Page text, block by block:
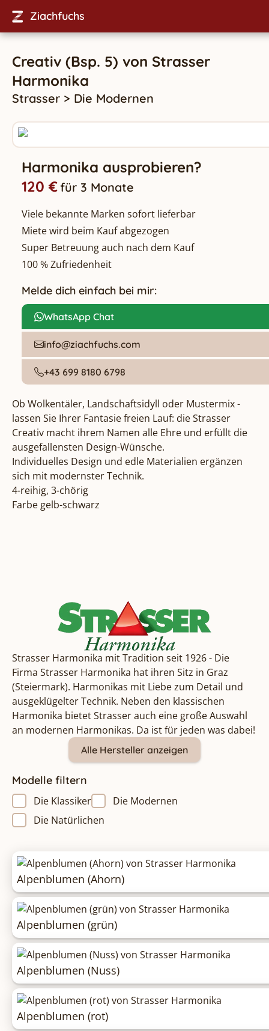
Ziachfuchs
Creativ (Bsp. 5) von Strasser
Harmonika
Strasser > Die Modernen
Harmonika ausprobieren?
120 €für 3 Monate
Viele bekannte Marken sofort lieferbar
Miete wird beim Kauf abgezogen
Super Betreuung auch nach dem Kauf
100 % Zufriedenheit
Melde dich einfach bei mir:
WhatsApp Chat
info@ziachfuchs.com
+43 699 8180 6798
Ob Wolkentäler, Landschaftsidyll oder Mustermix -
lassen Sie Ihrer Fantasie freien Lauf: die Strasser
Creativ macht ihrem Namen alle Ehre und erfüllt die
ausgefallensten Design-Wünsche.
Individuelles Design und edle Materialien ergänzen
sich mit modernster Technik.
4-reihig, 3-chörig
Farbe gelb-schwarz
Strasser Harmonika mit Tradition seit 1926 - Die
Firma Strasser Harmonika hat ihren Sitz in Graz
(Steiermark). Harmonikas mit Liebe zum Detail und
ausgeklügelter Technik. Neben den klassischen
Harmonika bietet Strasser auch eine große Auswahl
an modernen Harmonikas. Da ist für jeden was dabei!
Alle Hersteller anzeigen
Modelle filtern
Die Klassiker
Die Modernen
Die Natürlichen
Alpenblumen (Ahorn)
Alpenblumen (grün)
Alpenblumen (Nuss)
Alpenblumen (rot)